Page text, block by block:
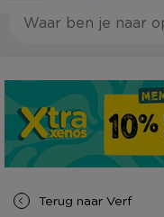
Terug naar Verf